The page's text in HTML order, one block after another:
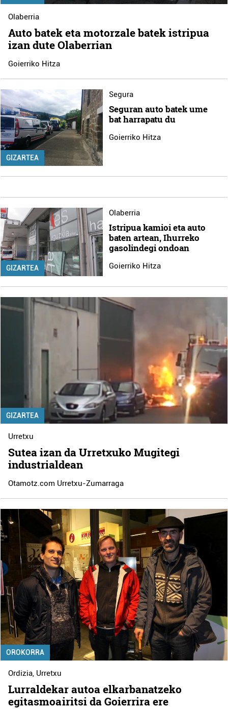
Olaberria
Auto batek eta motorzale batek istripua
izan dute Olaberrian
Goierriko Hitza
GIZARTEA
Segura
Seguran auto batek ume
bat harrapatu du
Goierriko Hitza
GIZARTEA
Olaberria
Istripua kamioi eta auto
baten artean, Ihurreko
gasolindegi ondoan
Goierriko Hitza
GIZARTEA
Urretxu
Sutea izan da Urretxuko Mugitegi
industrialdean
Otamotz.com Urretxu-Zumarraga
OROKORRA
Ordizia, Urretxu
Lurraldekar autoa elkarbanatzeko
egitasmoa iritsi da Goierrira ere